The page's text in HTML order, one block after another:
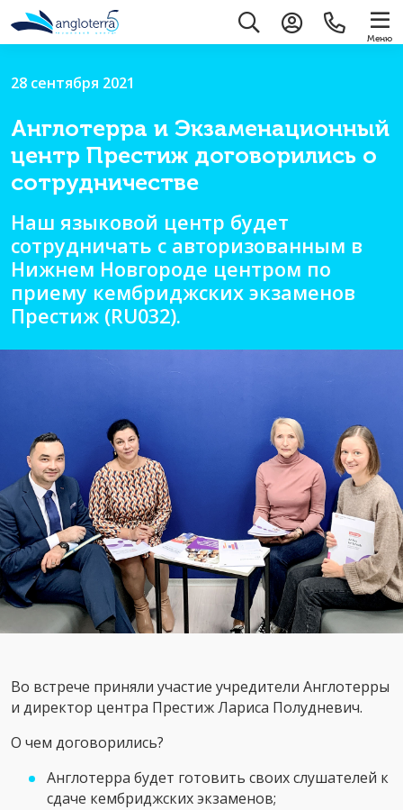
Меню
28 сентября 2021
Англотерра и Экзаменационный
центр Престиж договорились о
сотрудничестве
Наш языковой центр будет
сотрудничать с авторизованным в
Нижнем Новгороде центром по
приему кембриджских экзаменов
Престиж (RU032).
Во встрече приняли участие учредители Англотерры
и директор центра Престиж Лариса Полудневич.
О чем договорились?
Англотерра будет готовить своих слушателей к
сдаче кембриджских экзаменов;